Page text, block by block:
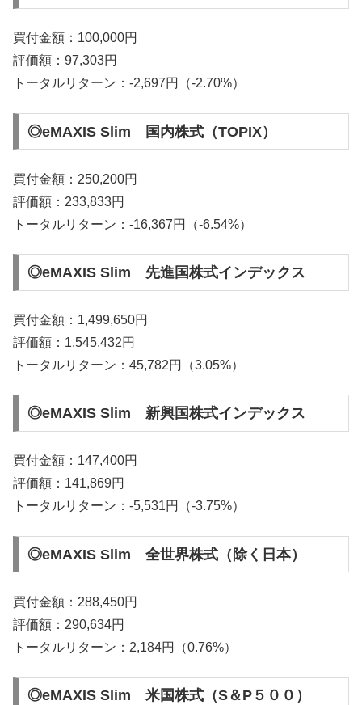
買付金額：100,000円
評価額：97,303円
トータルリターン：-2,697円（-2.70%）
◎eMAXIS Slim 国内株式（TOPIX）
買付金額：250,200円
評価額：233,833円
トータルリターン：-16,367円（-6.54%）
◎eMAXIS Slim 先進国株式インデックス
買付金額：1,499,650円
評価額：1,545,432円
トータルリターン：45,782円（3.05%）
◎eMAXIS Slim 新興国株式インデックス
買付金額：147,400円
評価額：141,869円
トータルリターン：-5,531円（-3.75%）
◎eMAXIS Slim 全世界株式（除く日本）
買付金額：288,450円
評価額：290,634円
トータルリターン：2,184円（0.76%）
◎eMAXIS Slim 米国株式（S＆P５００）